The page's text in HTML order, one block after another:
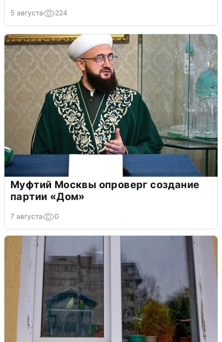
5 августа 224
Муфтий Москвы опроверг создание
партии «Дом»
7 августа 0